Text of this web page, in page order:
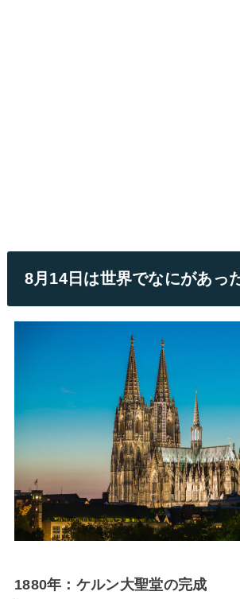
8月14日は世界でなにがあっ
1880年：ケルン大聖堂の完成